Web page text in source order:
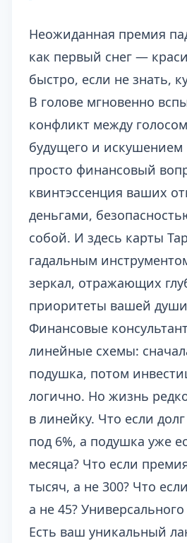
Неожиданная премия
как первый снег —
быстро, если не знать,
В голове мгновенно
конфликт между
будущего и искушением
просто финансовый
квинтэссенция ваших
деньгами,
собой. И здесь карты
гадальным
зеркал, отражающих
приоритеты вашей
Финансовые
линейные схемы:
подушка, потом
логично. Но жизнь
в линейку. Что если
под 6%, а подушка уже
месяца? Что если
тысяч, а не 300? Что
а не 45?
Есть ваш уникальный